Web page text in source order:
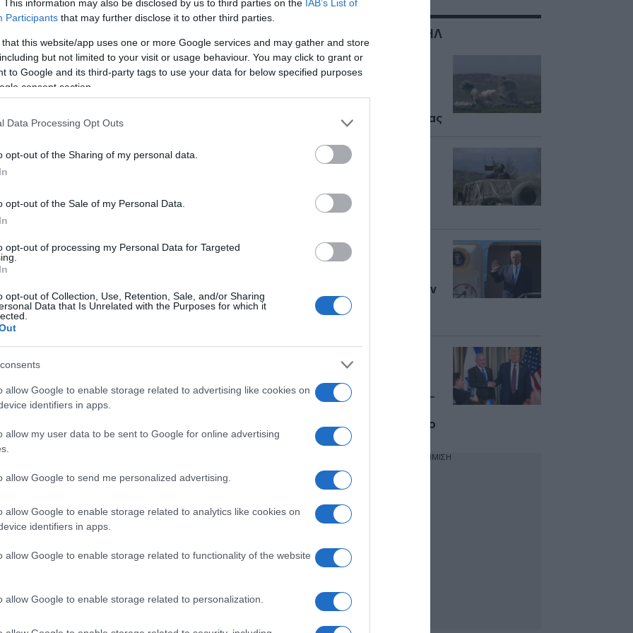
This information may also be disclosed by us to third parties on the IAB’s List of
Participants that may further disclose it to other third parties.
that this website/app uses one or more Google services and may gather and store
but not limited to your visit or usage behaviour. You may click to grant or
to Google and its third-party tags to use your data for below specified purposes
consent section.
Data Processing Opt Outs
opt-out of the Sharing of my personal data.
opt-out of the Sale of my Personal Data.
opt-out of processing my Personal Data for Targeted
opt-out of Collection, Use, Retention, Sale, and/or Sharing
Data that Is Unrelated with the Purposes for which it
allow Google to enable storage related to advertising like cookies on
identifiers in apps.
allow my user data to be sent to Google for online advertising
allow Google to send me personalized advertising.
allow Google to enable storage related to analytics like cookies on
identifiers in apps.
allow Google to enable storage related to functionality of the website
allow Google to enable storage related to personalization.
ανακοίνωσε πλήγματα ισραηλινών μη
δρόμων σε τρεις τοποθεσίες του
ένα απ’ αυτά προκάλεσε
για νεκρούς ή τραυματίες.
σήμερα τό πρωί ότι αεροπορικοί
κοντά στα σύνορα με το Λίβανο,
για διείσδυση εχθρικού
αναγνωρίσθηκε ένας ύποπτος
ένοπλες δυνάμεις στα μέσα
τελείωσε. Δεν έχει αναφερθεί κανένας
ΣΧΕΤΙΚΑ ΜΕ:ΙΣΡΑΗΛ
Νέες ισραηλινές
επιθέσεις στο νότιο
παραβίαση εκεχειρίας
Ισραήλ:
Προειδοποίηση του
εκκένωση χωριού
στον νότιο Λίβανο
Τραμπ για τα F-35
στον Ερντογάν:
Τουρκία, κανένας δεν
θα μας πει τι πρέπει
να πουλήσουμε”
Ουάσιγκτον ο
Νετανιάχου την
ερχόμενη βδομάδα –
Παλαιστίνιου Σούμερ
ΔΙΑΦΗΜΙΣΗ